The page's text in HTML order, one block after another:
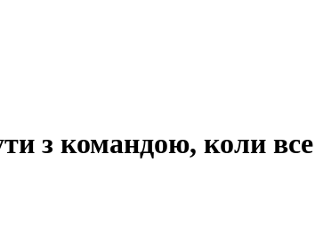
з командою, коли